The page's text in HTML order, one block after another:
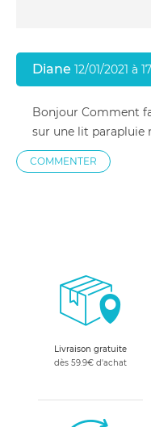
Diane 12/01/2021 à
Bonjour Comment
sur une lit parapluie
COMMENTER
Livraison gratuite
dès 59.9€ d'achat